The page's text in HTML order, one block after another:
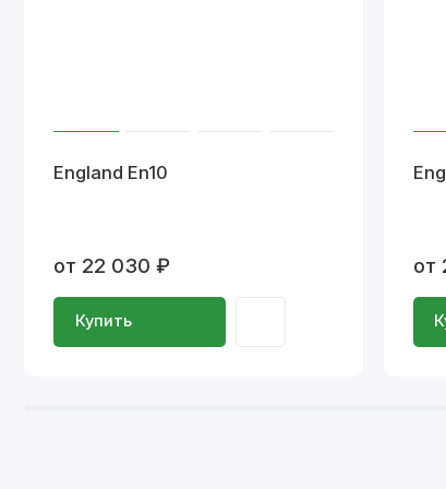
England En10
от 22 030 ₽
Купить
от